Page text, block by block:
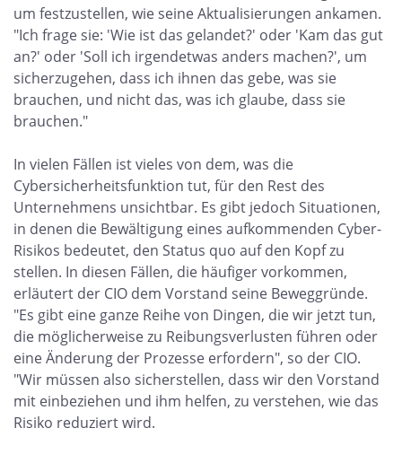
um festzustellen, wie seine Aktualisierungen ankamen.
"Ich frage sie: 'Wie ist das gelandet?' oder 'Kam das gut
an?' oder 'Soll ich irgendetwas anders machen?', um
sicherzugehen, dass ich ihnen das gebe, was sie
brauchen, und nicht das, was ich glaube, dass sie
brauchen."
In vielen Fällen ist vieles von dem, was die
Cybersicherheitsfunktion tut, für den Rest des
Unternehmens unsichtbar. Es gibt jedoch Situationen,
in denen die Bewältigung eines aufkommenden Cyber-
Risikos bedeutet, den Status quo auf den Kopf zu
stellen. In diesen Fällen, die häufiger vorkommen,
erläutert der CIO dem Vorstand seine Beweggründe.
"Es gibt eine ganze Reihe von Dingen, die wir jetzt tun,
die möglicherweise zu Reibungsverlusten führen oder
eine Änderung der Prozesse erfordern", so der CIO.
"Wir müssen also sicherstellen, dass wir den Vorstand
mit einbeziehen und ihm helfen, zu verstehen, wie das
Risiko reduziert wird.